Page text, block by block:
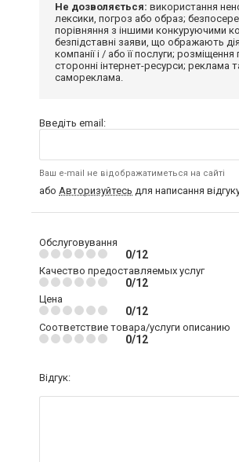
Не дозволяється: використання
лексики, погроз або образ;
порівняння з іншими конкуруючими
безпідставні заяви, що ображають
компанії і / або її послуги;
сторонні інтернет-ресурси; реклама
самореклама.
Введіть email:
Ваш e-mail не відображатиметься на сайті
або Авторизуйтесь для написання
Обслуговування
0/12
Качество предоставляемых услуг
0/12
Цена
0/12
Соответствие товара/услуги описанию
0/12
Відгук: